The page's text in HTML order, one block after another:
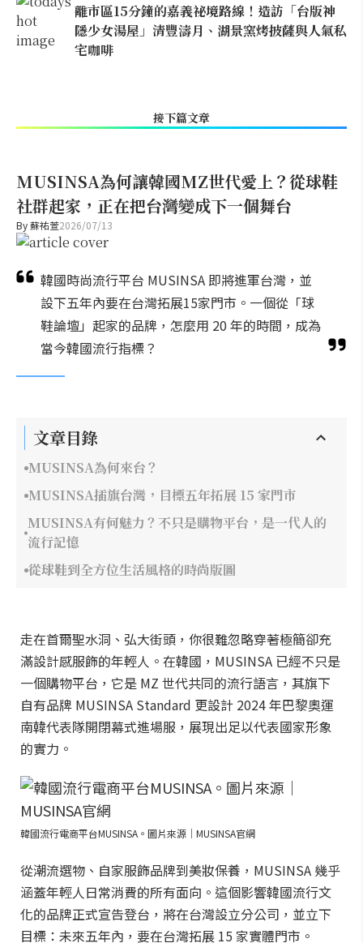
離市區15分鐘的嘉義祕境路線！造訪「台版神
隱少女湯屋」清豐濤月、湖景窯烤披薩與人氣私
宅咖啡
接下篇文章
MUSINSA為何讓韓國MZ世代愛上？從球鞋
社群起家，正在把台灣變成下一個舞台
By蘇祐萱2026/07/13
韓國時尚流行平台 MUSINSA 即將進軍台灣，並
設下五年內要在台灣拓展15家門市。一個從「球
鞋論壇」起家的品牌，怎麼用 20 年的時間，成為
當今韓國流行指標？
文章目錄
MUSINSA為何來台？
MUSINSA插旗台灣，目標五年拓展 15 家門市
MUSINSA有何魅力？不只是購物平台，是一代人的
流行記憶
從球鞋到全方位生活風格的時尚版圖
走在首爾聖水洞、弘大街頭，你很難忽略穿著極簡卻充
滿設計感服飾的年輕人。在韓國，MUSINSA 已經不只是
一個購物平台，它是 MZ 世代共同的流行語言，其旗下
自有品牌 MUSINSA Standard 更設計 2024 年巴黎奧運
南韓代表隊開閉幕式進場服，展現出足以代表國家形象
的實力。
韓國流行電商平台MUSINSA。圖片來源｜MUSINSA官網
從潮流選物、自家服飾品牌到美妝保養，MUSINSA 幾乎
涵蓋年輕人日常消費的所有面向。這個影響韓國流行文
化的品牌正式宣告登台，將在台灣設立分公司，並立下
目標：未來五年內，要在台灣拓展 15 家實體門市。